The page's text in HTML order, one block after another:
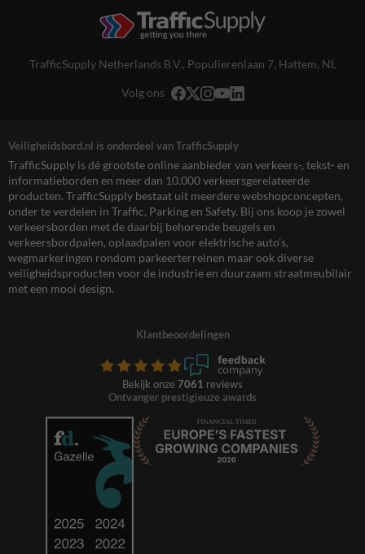
TrafficSupply Netherlands B.V., Populierenlaan 7, Hattem, NL
Volg ons
Veiligheidsbord.nl is onderdeel van TrafficSupply
TrafficSupply is dé grootste online aanbieder van verkeers-, tekst- en
informatieborden en meer dan 10.000 verkeersgerelateerde
producten. TrafficSupply bestaat uit meerdere webshopconcepten,
onder te verdelen in Traffic, Parking en Safety. Bij ons koop je zowel
verkeersborden met de daarbij behorende beugels en
verkeersbordpalen, oplaadpalen voor elektrische auto’s,
wegmarkeringen rondom parkeerterreinen maar ook diverse
veiligheidsproducten voor de industrie en duurzaam straatmeubilair
met een mooi design.
Klantbeoordelingen
Bekijk onze 7061 reviews
Ontvanger prestigieuze awards